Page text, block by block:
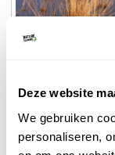
Deze website
We gebruiken
personaliseren,
Drents Friese Wold
Als een van de
heeft het DFW
helemaal met